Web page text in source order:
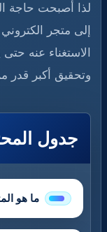
لذا أصبحت حاجة
إلى متجر
الاستغناء عنه
وتحقيق أكبر قدر
جدول
ما هو